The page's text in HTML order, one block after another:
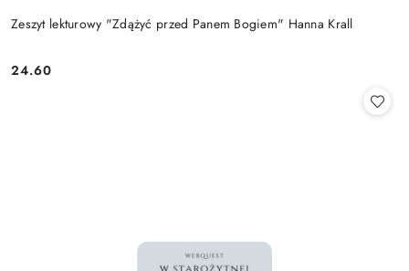
Zeszyt lekturowy "Zdążyć przed Panem Bogiem" Hanna Krall
Cena:
24.60